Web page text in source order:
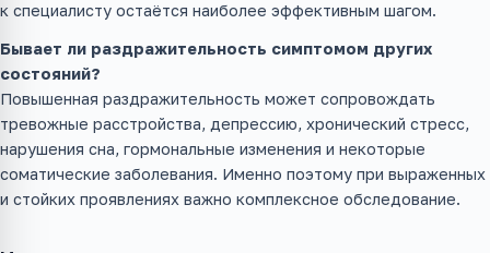
к специалисту остаётся наиболее эффективным шагом.
Бывает ли раздражительность симптомом других
состояний?
Повышенная раздражительность может сопровождать
тревожные расстройства, депрессию, хронический стресс,
нарушения сна, гормональные изменения и некоторые
соматические заболевания. Именно поэтому при выраженных
и стойких проявлениях важно комплексное обследование.